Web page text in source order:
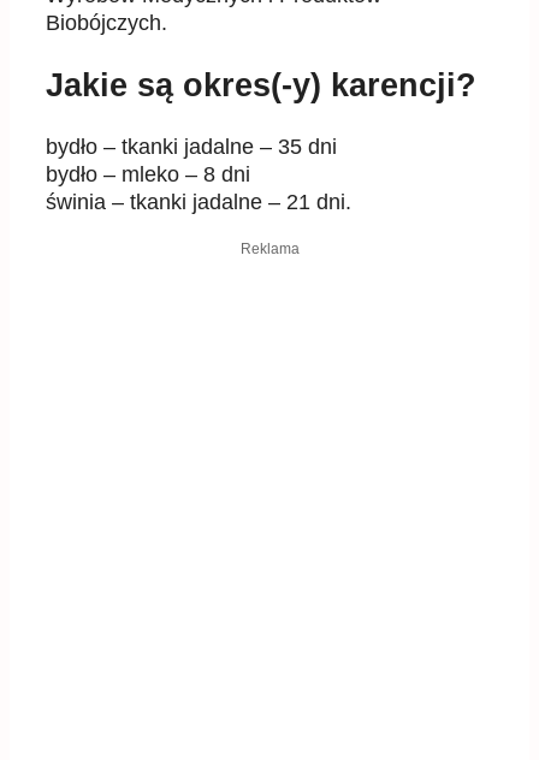
Biobójczych.
Jakie są okres(-y) karencji?
bydło – tkanki jadalne – 35 dni
bydło – mleko – 8 dni
świnia – tkanki jadalne – 21 dni.
Reklama